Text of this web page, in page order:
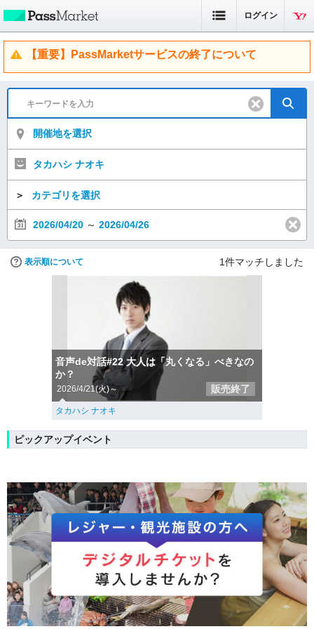
ログイン
【重要】PassMarketサービスの終了について
開催地を選択
タカハシ ナオキ
＞ カテゴリを選択
2026/04/20 ～ 2026/04/26
表示順について 1件マッチしました
音声de対話#22 大人は「丸くなる」べきなの
か？
2026/4/21(火)～ 販売終了
タカハシ ナオキ
ピックアップイベント